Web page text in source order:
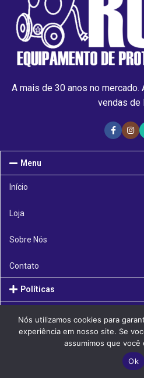
Natural anti fungos e anti
bactérias, Resistente a
rasgamento, Óleos, Graxos,
Abrasão e a Flexão, além de ser
leve garantindo bem estar e
maior que o Couro.
A mais de 30 anos no
vendas de
Menu
Início
Loja
Sobre Nós
Contato
Políticas
Todos os direitosROAN
Nós utilizamos cookies para
experiência em nosso site. Se
assumimos que
Ok